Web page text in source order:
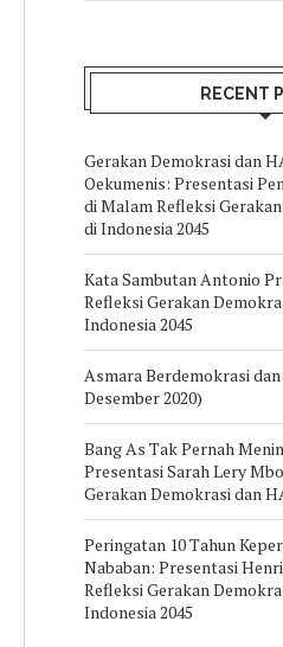
RECENT
Gerakan Demokrasi dan
Oekumenis: Presentasi
di Malam Refleksi
di Indonesia 2045
Kata Sambutan Antonio
Refleksi Gerakan
Indonesia 2045
Asmara Berdemokrasi
Desember 2020)
Bang As Tak Pernah
Presentasi Sarah Lery
Gerakan Demokrasi dan
Peringatan 10 Tahun
Nababan: Presentasi
Refleksi Gerakan
Indonesia 2045